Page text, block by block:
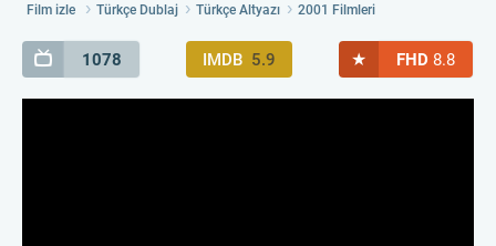
Film izle Türkçe Dublaj Türkçe Altyazı 2001 Filmleri
1078 IMDB 5.9 ★ FHD 8.8